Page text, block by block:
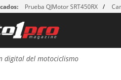
Prueba QJMotor SRT450RX
digital del motociclismo